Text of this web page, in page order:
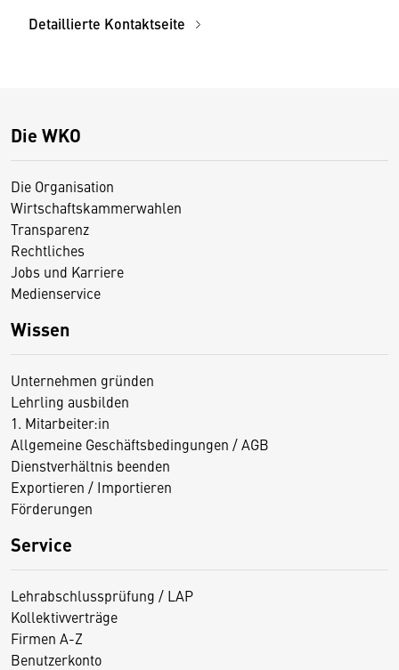
Detaillierte Kontaktseite
Die WKO
Die Organisation
Wirtschaftskammerwahlen
Transparenz
Rechtliches
Jobs und Karriere
Medienservice
Wissen
Unternehmen gründen
Lehrling ausbilden
1. Mitarbeiter:in
Allgemeine Geschäftsbedingungen / AGB
Dienstverhältnis beenden
Exportieren / Importieren
Förderungen
Service
Lehrabschlussprüfung / LAP
Kollektivverträge
Firmen A-Z
Benutzerkonto